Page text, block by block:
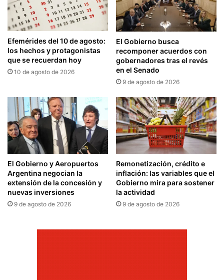
Efemérides del 10 de agosto:
los hechos y protagonistas
que se recuerdan hoy
10 de agosto de 2026
El Gobierno busca
recomponer acuerdos con
gobernadores tras el revés
en el Senado
9 de agosto de 2026
El Gobierno y Aeropuertos
Argentina negocian la
extensión de la concesión y
nuevas inversiones
9 de agosto de 2026
Remonetización, crédito e
inflación: las variables que el
Gobierno mira para sostener
la actividad
9 de agosto de 2026